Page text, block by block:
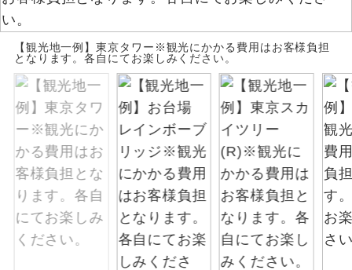
【観光地一例】東京タワー※観光にかかる費用はお客様負担
となります。各自にてお楽しみください。
温泉地にも宿泊するコースです。
露天風呂
ご宿泊ホテルに露天風呂が付いていま
す。
大浴場 ご宿泊ホテルに大浴場が付いています。
全食事付き
全てのお食事が付いていますので、お食
事の心配はいりません。（機内食を除
く）
お部屋食
お部屋にてゆっくりとお召し上がりいた
だけます。
していただき、決済手続き完了をもちまし
て、ご旅行の契約が成立となります。
ご予約方法について
ウェブ限定コースとなりますので、コールセ
ンター及びカウンターでのお申し込みはでき
ません。